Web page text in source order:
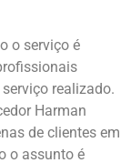
o serviço é
realizado.
Harman
de clientes em
o assunto é